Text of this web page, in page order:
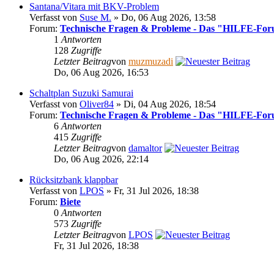
Santana/Vitara mit BKV-Problem
Verfasst von Suse M. » Do, 06 Aug 2026, 13:58
Forum: Technische Fragen & Probleme - Das "HILFE-
1 Antworten
128 Zugriffe
Letzter Beitragvon muzmuzadi
Do, 06 Aug 2026, 16:53
Schaltplan Suzuki Samurai
Verfasst von Oliver84 » Di, 04 Aug 2026, 18:54
Forum: Technische Fragen & Probleme - Das "HILFE-
6 Antworten
415 Zugriffe
Letzter Beitragvon damaltor
Do, 06 Aug 2026, 22:14
Rücksitzbank klappbar
Verfasst von LPOS » Fr, 31 Jul 2026, 18:38
Forum: Biete
0 Antworten
573 Zugriffe
Letzter Beitragvon LPOS
Fr, 31 Jul 2026, 18:38